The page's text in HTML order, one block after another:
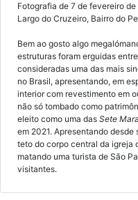
Fotografia de 7 de fevereiro
Largo do Cruzeiro, Bairro do
Bem ao gosto algo
estruturas foram erguidas
consideradas uma das mais
no Brasil, apresentando, em
interior com revestimento em
não só tombado como
eleito como uma das Sete
em 2021. Apresentando
teto do corpo central da igreja
matando uma turista de São
visitantes.